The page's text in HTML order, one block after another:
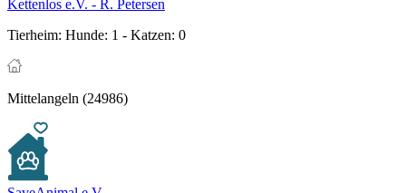
Kettenlos e.V. - R. Petersen
Tierheim: Hunde: 1 - Katzen: 0
Mittelangeln (24986)